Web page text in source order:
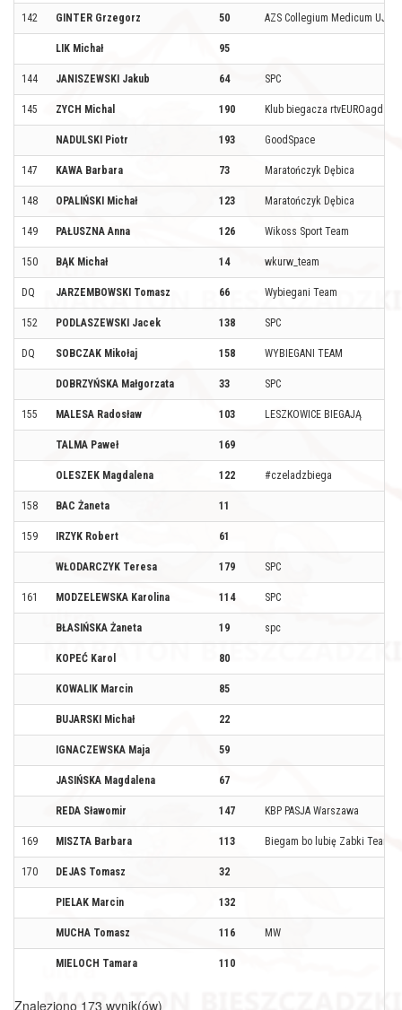
142 GINTER Grzegorz 50 AZS Collegium Medicum UJ
LIK Michał 95
144 JANISZEWSKI Jakub 64 SPC
145 ZYCH Michal 190 Klub biegacza rtvEUROagd
NADULSKI Piotr 193 GoodSpace
147 KAWA Barbara 73 Maratończyk Dębica
148 OPALIŃSKI Michał 123 Maratończyk Dębica
149 PAŁUSZNA Anna 126 Wikoss Sport Team
150 BĄK Michał 14 wkurw_team
DQ JARZEMBOWSKI Tomasz 66 Wybiegani Team
152 PODLASZEWSKI Jacek 138 SPC
DQ SOBCZAK Mikołaj 158 WYBIEGANI TEAM
DOBRZYŃSKA Małgorzata 33 SPC
155 MALESA Radosław 103 LESZKOWICE BIEGAJĄ
TALMA Paweł 169
OLESZEK Magdalena 122 #czeladzbiega
158 BAC Żaneta 11
159 IRZYK Robert 61
WŁODARCZYK Teresa 179 SPC
161 MODZELEWSKA Karolina 114 SPC
BŁASIŃSKA Żaneta 19 spc
KOPEĆ Karol 80
KOWALIK Marcin 85
BUJARSKI Michał 22
IGNACZEWSKA Maja 59
JASIŃSKA Magdalena 67
REDA Sławomir 147 KBP PASJA Warszawa
169 MISZTA Barbara 113 Biegam bo lubię Zabki Team
170 DEJAS Tomasz 32
PIELAK Marcin 132
MUCHA Tomasz 116 MW
MIELOCH Tamara 110
Znaleziono 173 wynik(ów)